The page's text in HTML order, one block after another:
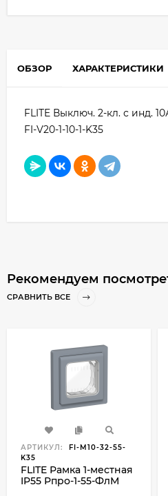
ОБЗОР ХАРАКТЕРИСТИКИ
FLITE Выключ. 2-кл. с инд.
FI-V20-1-10-1-K35
Рекомендуем
СРАВНИТЬ ВСЕ
АРТИКУЛ:
FI-M10-32-55-
K35
FLITE Рамка 1-местная
IP55 Рпро-1-55-ФлМ